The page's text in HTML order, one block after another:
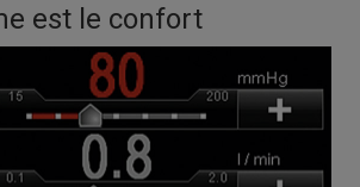
est le confort